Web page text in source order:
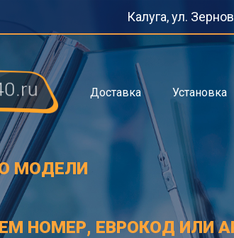
Калуга, ул.
Доставка Установка
МОДЕЛИ
НОМЕР, ЕВРОКОД ИЛИ